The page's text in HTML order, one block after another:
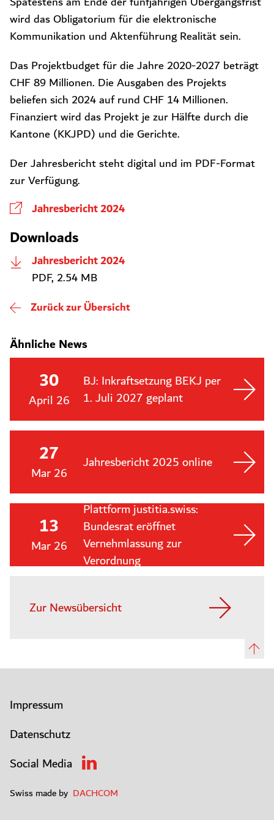
wird das Obligatorium für die elektronische
Kommunikation und Aktenführung Realität sein.
Das Projektbudget für die Jahre 2020-2027 beträgt
CHF 89 Millionen. Die Ausgaben des Projekts
beliefen sich 2024 auf rund CHF 14 Millionen.
Finanziert wird das Projekt je zur Hälfte durch die
Kantone (KKJPD) und die Gerichte.
Der Jahresbericht steht digital und im PDF-Format
zur Verfügung.
Jahresbericht 2024
Downloads
Jahresbericht 2024
PDF, 2.54 MB
Zurück zur Übersicht
Ähnliche News
30
April 26
BJ: Inkraftsetzung BEKJ per
1. Juli 2027 geplant
27
Mar 26
Jahresbericht 2025 online
13
Mar 26
Plattform justitia.swiss:
Bundesrat eröffnet
Vernehmlassung zur
Verordnung
Zur Newsübersicht
Impressum
Datenschutz
Social Media
Swiss made by DACHCOM